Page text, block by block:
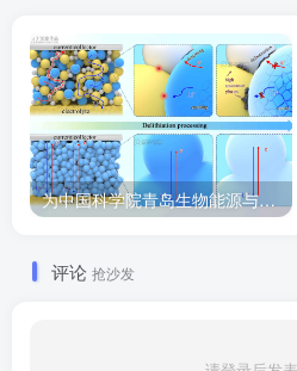
为中国科学院青岛生物能源与过程研究所绘制的插图作品
评论 抢沙发